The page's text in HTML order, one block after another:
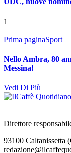
1
Prima paginaSport
Nello Ambra, 80
Messina!
Vedi Di Più
Direttore
93100 Caltanissetta